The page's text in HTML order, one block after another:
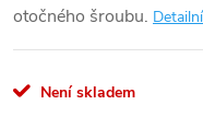
otočného šroubu.
Není skladem